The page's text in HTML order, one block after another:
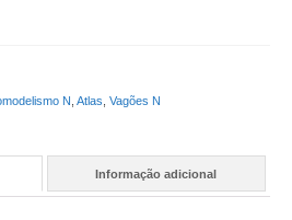
N Atlas Vagões N
Informação adicional